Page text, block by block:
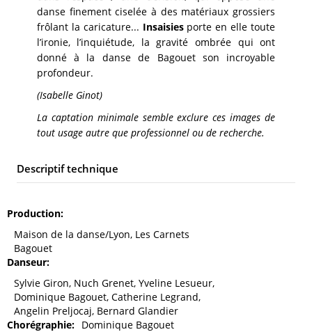
danse finement ciselée à des matériaux grossiers
frôlant la caricature... Insaisiesporte en elle toute
l’ironie, l’inquiétude, la gravité ombrée qui ont
donné à la danse de Bagouet son incroyable
profondeur.
(Isabelle Ginot)
La captation minimale semble exclure ces images de
tout usage autre que professionnel ou de recherche.
Descriptif technique
Production
Maison de la danse/Lyon, Les Carnets
Bagouet
Danseur
Sylvie Giron, Nuch Grenet, Yveline Lesueur,
Dominique Bagouet, Catherine Legrand,
Angelin Preljocaj, Bernard Glandier
Chorégraphie
Dominique Bagouet